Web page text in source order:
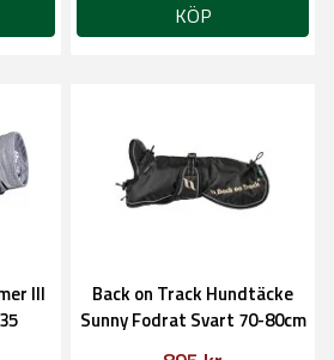
KÖP
III
Back on Track Hundtäcke
Sunny Fodrat Svart 70-80cm